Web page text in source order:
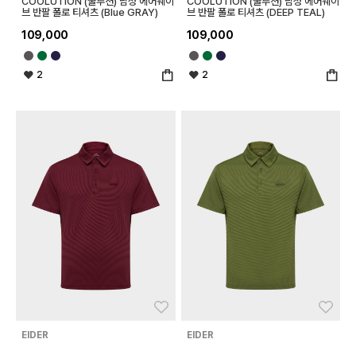
브 반팔 폴로 티셔츠 (Blue GRAY)
109,000
2
브 반팔 폴로 티셔츠 (DEEP TEAL)
109,000
2
EIDER EIDER